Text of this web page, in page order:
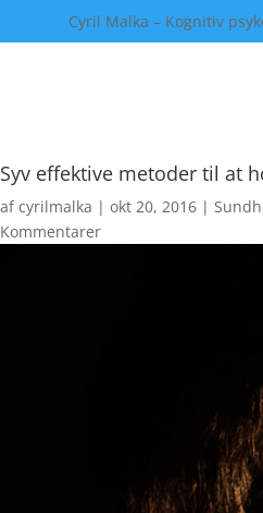
Cyril Malka – Kognitiv
Syv effektive metoder til at
afcyrilmalka | okt 20, 2016 |
Kommentarer